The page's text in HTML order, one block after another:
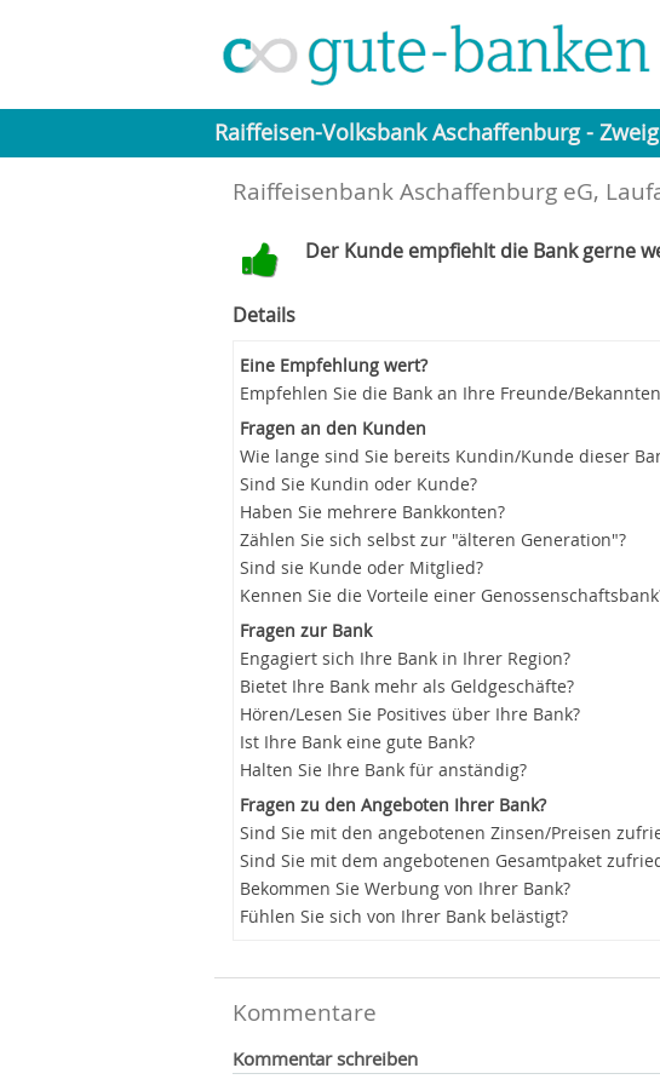
Raiffeisen-Volksbank Aschaffenburg -
Raiffeisenbank Aschaffenburg eG,
Der Kunde empfiehlt die Bank gerne
Details
Eine Empfehlung wert?
Empfehlen Sie die Bank an Ihre Freunde/
Fragen an den Kunden
Wie lange sind Sie bereits Kundin/Kunde dieser
Sind Sie Kundin oder Kunde?
Haben Sie mehrere Bankkonten?
Zählen Sie sich selbst zur "älteren Generation"?
Sind sie Kunde oder Mitglied?
Kennen Sie die Vorteile einer
Fragen zur Bank
Engagiert sich Ihre Bank in Ihrer Region?
Bietet Ihre Bank mehr als Geldgeschäfte?
Hören/Lesen Sie Positives über Ihre Bank?
Ist Ihre Bank eine gute Bank?
Halten Sie Ihre Bank für anständig?
Fragen zu den Angeboten Ihrer Bank?
Sind Sie mit den angebotenen Zinsen/Preisen
Sind Sie mit dem angebotenen Gesamtpaket
Bekommen Sie Werbung von Ihrer Bank?
Fühlen Sie sich von Ihrer Bank belästigt?
Kommentare
Kommentar schreiben